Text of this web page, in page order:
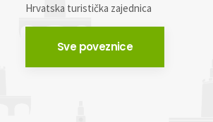
Hrvatska turistička zajednica
Sve poveznice